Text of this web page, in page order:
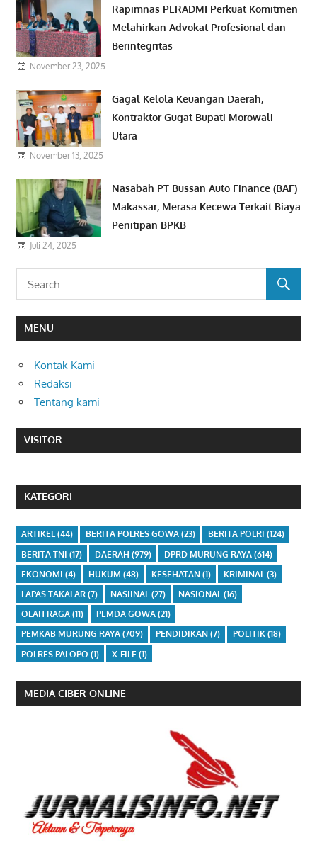
Rapimnas PERADMI Perkuat Komitmen
Melahirkan Advokat Profesional dan
Berintegritas
November 23, 2025
Gagal Kelola Keuangan Daerah,
Kontraktor Gugat Bupati Morowali
Utara
November 13, 2025
Nasabah PT Bussan Auto Finance (BAF)
Makassar, Merasa Kecewa Terkait Biaya
Penitipan BPKB
Juli 24, 2025
MENU
Kontak Kami
Redaksi
Tentang kami
VISITOR
KATEGORI
ARTIKEL(44) BERITA POLRES GOWA(23) BERITA POLRI (124)
BERITA TNI (17) DAERAH (979) DPRD MURUNG RAYA(614)
EKONOMI (4) HUKUM (48) KESEHATAN(1) KRIMINAL (3)
LAPAS TAKALAR(7) NASIINAL (27) NASIONAL (16)
OLAH RAGA(11) PEMDA GOWA(21)
PEMKAB MURUNG RAYA(709) PENDIDIKAN(7) POLITIK(18)
POLRES PALOPO (1) X-FILE (1)
MEDIA CIBER ONLINE